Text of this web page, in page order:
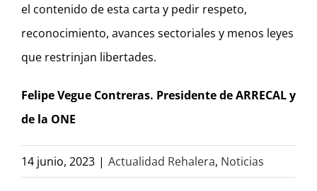
el contenido de esta carta y pedir respeto,
reconocimiento, avances sectoriales y menos leyes
que restrinjan libertades.
Felipe Vegue Contreras. Presidente de ARRECAL y
de la ONE
14 junio, 2023 | Actualidad Rehalera, Noticias